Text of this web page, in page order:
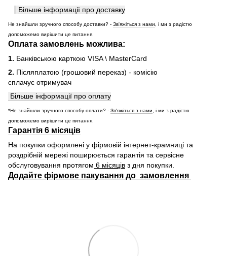
Більше інформації про доставку
Не знайшли зручного способу доставки? - Зв'яжіться з нами, і ми з радістю
допоможемо вирішити це питання.
Оплата замовлень можлива:
1. Банківською карткою VISA \ MasterCard
2. Післяплатою (грошовий переказ) - комісію
сплачує отримувач
Більше інформації про оплату
*Не знайшли зручного способу оплати? - Зв'яжіться з нами, і ми з радістю
допоможемо вирішити це питання.
Гарантія 6 місяців
На покупки оформлені у фірмовій інтернет-крамниці та
роздрібній мережі поширюється гарантія та сервісне
обслуговування протягом 6 місяців з дня покупки.
Додайте фірмове пакування до замовлення